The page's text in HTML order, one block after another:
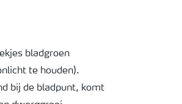
bladgroen
te houden).
bij de bladpunt, komt